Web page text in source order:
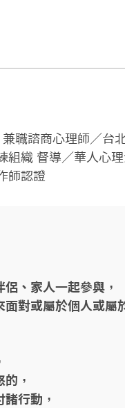
職諮商心理師／台
組織 督導／華人心
師認證
、家人一起參與，
對或屬於個人或屬
，
行動，